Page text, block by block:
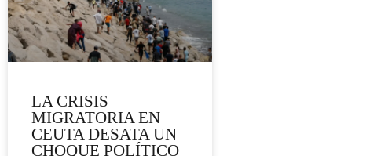
LA CRISIS
MIGRATORIA EN
CEUTA DESATA UN
CHOQUE POLÍTICO